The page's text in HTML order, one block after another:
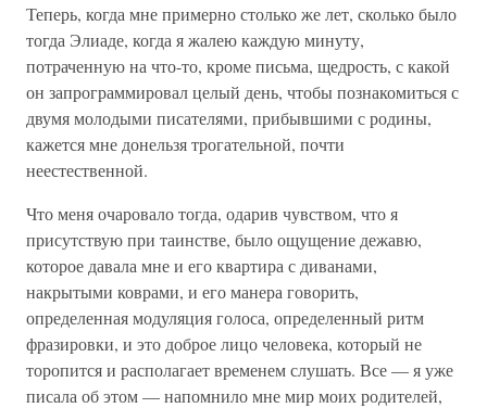
Теперь, когда мне примерно столько же лет, сколько было
тогда Элиаде, когда я жалею каждую минуту,
потраченную на что-то, кроме письма, щедрость, с какой
он запрограммировал целый день, чтобы познакомиться с
двумя молодыми писателями, прибывшими с родины,
кажется мне донельзя трогательной, почти
неестественной.
Что меня очаровало тогда, одарив чувством, что я
присутствую при таинстве, было ощущение дежавю,
которое давала мне и его квартира с диванами,
накрытыми коврами, и его манера говорить,
определенная модуляция голоса, определенный ритм
фразировки, и это доброе лицо человека, который не
торопится и располагает временем слушать. Все — я уже
писала об этом — напомнило мне мир моих родителей,